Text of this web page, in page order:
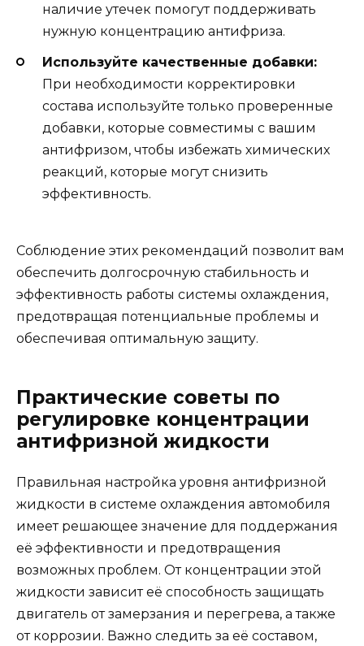
наличие утечек помогут поддерживать
нужную концентрацию антифриза.
Используйте качественные добавки:
При необходимости корректировки
состава используйте только проверенные
добавки, которые совместимы с вашим
антифризом, чтобы избежать химических
реакций, которые могут снизить
эффективность.
Соблюдение этих рекомендаций позволит вам
обеспечить долгосрочную стабильность и
эффективность работы системы охлаждения,
предотвращая потенциальные проблемы и
обеспечивая оптимальную защиту.
Практические советы по
регулировке концентрации
антифризной жидкости
Правильная настройка уровня антифризной
жидкости в системе охлаждения автомобиля
имеет решающее значение для поддержания
её эффективности и предотвращения
возможных проблем. От концентрации этой
жидкости зависит её способность защищать
двигатель от замерзания и перегрева, а также
от коррозии. Важно следить за её составом,